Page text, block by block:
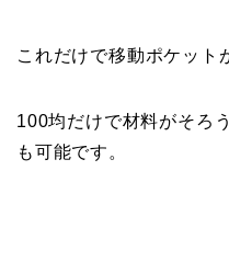
これだけで移動ポケット
100均だけで材料がそろ
も可能です。